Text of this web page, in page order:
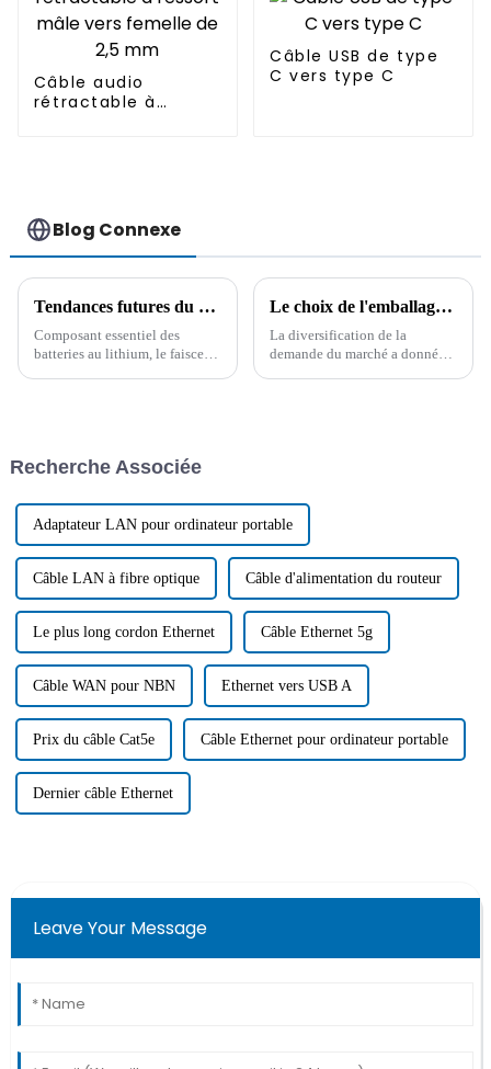
Câble audio
rétractable à
Câble USB de type
C vers type C
Blog Connexe
Tendances futures du développement du faisceau de câbles des batteries au lithium
Composant essentiel des
batteries au lithium, le faisceau
abordés.
Le choix de l'emballage des câbles : pour répondre aux diverses demandes des consommateurs
La diversification de la
demande du marché a donné
Recherche Associée
Adaptateur LAN pour ordinateur portable
Câble LAN à fibre optique Câble d'alimentation du routeur
Le plus long cordon Ethernet Câble Ethernet 5g
Câble WAN pour NBN Ethernet vers USB A
Prix ​​du câble Cat5e Câble Ethernet pour ordinateur portable
Dernier câble Ethernet
Leave Your Message